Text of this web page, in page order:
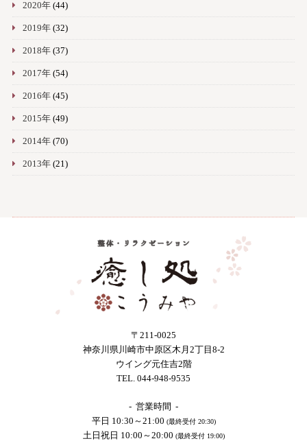
2020年(44)
2019年(32)
2018年(37)
2017年(54)
2016年(45)
2015年(49)
2014年(70)
2013年(21)
〒211-0025
神奈川県川崎市中原区木月2丁目8-2
ウイング元住吉2階
TEL. 044-948-9535
- 営業時間 -
平日 10:30～21:00 (最終受付 20:30)
土日祝日 10:00～20:00 (最終受付 19:00)